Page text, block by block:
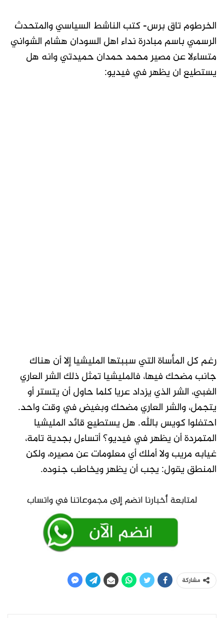
الخرطوم تاق برس- كتب الناشط السياسي والمتحدث
الرسمي باسم مبادرة نداء اهل السودان هشام الشواني
متساءلا عن مصير محمد حمدان حميدتي وانه هل
يستطيع ان يظهر في فيديو:
رغم كل المأساة التي سببتها المليشيا إلا أن هناك
جانب مضحك فيها، فالمليشيا تمثل ذلك الشر العاري
الغبي، الشر الذي يزداد عريا كلما حاول أن يتستر أو
يتجمل، والشر العاري مضحك وبغيض في وقت واحد.
احتفلوا كويس بالله. هل يستطيع قائد المليشيا
المتمردة أن يظهر في فيديو؟ أتساءل بجدية تامة،
غيابه مريب ولا أملك أي معلومات عن مصيره، ولكن
المنطق يقول: يجب أن يظهر ويخاطب جنوده.
مشاركة